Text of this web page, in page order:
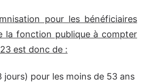
pour les bénéficiaires
la fonction publique à compter
est donc de :
jours) pour les moins de 53 ans